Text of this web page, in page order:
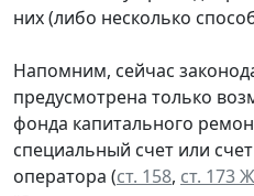
них (либо несколько
Напомним, сейчас
предусмотрена только
фонда капитального
специальный счет или
оператора (ст. 158, ст. 173